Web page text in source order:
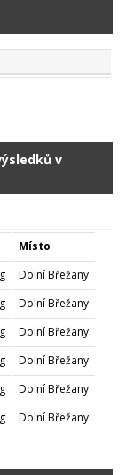
v
Místo
Dolní Břežany
Dolní Břežany
Dolní Břežany
Dolní Břežany
Dolní Břežany
Dolní Břežany